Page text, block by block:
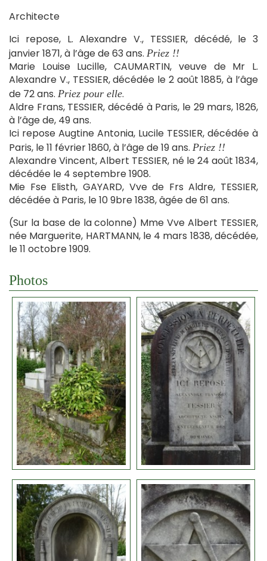
Architecte
Ici repose, L. Alexandre V., TESSIER, décédé, le 3
janvier 1871, à l’âge de 63 ans. Priez !!
Marie Louise Lucille, CAUMARTIN, veuve de Mr L.
Alexandre V., TESSIER, décédée le 2 août 1885, à l’âge
de 72 ans. Priez pour elle.
Aldre Frans, TESSIER, décédé à Paris, le 29 mars, 1826,
à l’âge de, 49 ans.
Ici repose Augtine Antonia, Lucile TESSIER, décédée à
Paris, le 11 février 1860, à l’âge de 19 ans. Priez !!
Alexandre Vincent, Albert TESSIER, né le 24 août 1834,
décédée le 4 septembre 1908.
Mie Fse Elisth, GAYARD, Vve de Frs Aldre, TESSIER,
décédée à Paris, le 10 9bre 1838, âgée de 61 ans.
(Sur la base de la colonne) Mme Vve Albert TESSIER,
née Marguerite, HARTMANN, le 4 mars 1838, décédée,
le 11 octobre 1909.
Photos